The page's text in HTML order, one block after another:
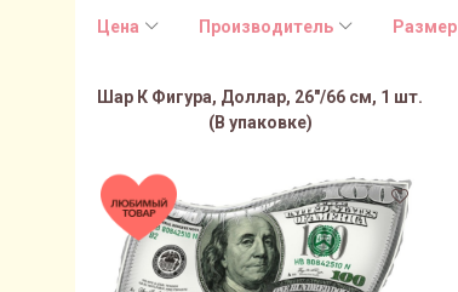
Цена Производитель Размер
Шар К Фигура, Доллар, 26"/66 см, 1 шт.
(В упаковке)